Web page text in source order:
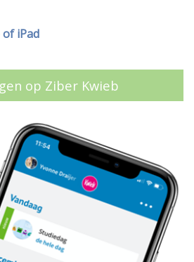
iPad
op Ziber Kwieb